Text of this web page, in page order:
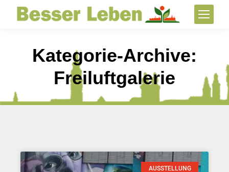
Kategorie-Archive:
Freiluftgalerie
AUSSTELLUNG